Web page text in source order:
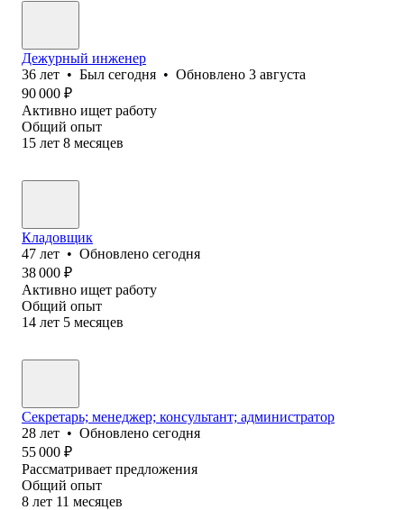
Дежурный инженер
36 лет • Был сегодня • Обновлено 3 августа
90 000 ₽
Активно ищет работу
Общий опыт
15 лет 8 месяцев
Кладовщик
47 лет • Обновлено сегодня
38 000 ₽
Активно ищет работу
Общий опыт
14 лет 5 месяцев
Секретарь; менеджер; консультант; администратор
28 лет • Обновлено сегодня
55 000 ₽
Рассматривает предложения
Общий опыт
8 лет 11 месяцев